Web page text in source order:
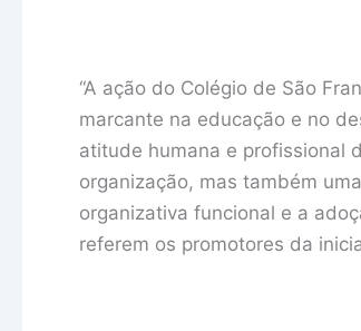
“A ação do Colégio de São
marcante na educação e no
atitude humana e profissional
organização, mas também
organizativa funcional e a
referem os promotores da